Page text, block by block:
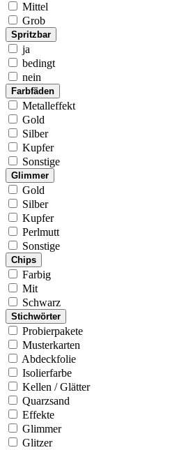
Mittel
Grob
Spritzbar
ja
bedingt
nein
Farbfäden
Metalleffekt
Gold
Silber
Kupfer
Sonstige
Glimmer
Gold
Silber
Kupfer
Perlmutt
Sonstige
Chips
Farbig
Mit
Schwarz
Stichwörter
Probierpakete
Musterkarten
Abdeckfolie
Isolierfarbe
Kellen / Glätter
Quarzsand
Effekte
Glimmer
Glitzer